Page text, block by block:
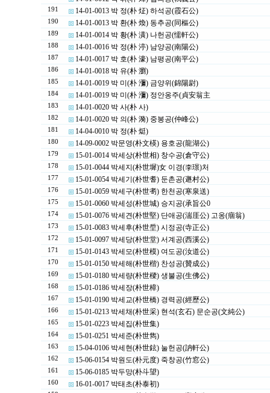
191 14-01-0013 박 정(朴 炡) 하석공(霞石公)
190 14-01-0013 박 환(朴 煥) 동추공(同樞公)
189 14-01-0014 박 황(朴 潢) 나헌공(懦軒公)
188 14-01-0016 박 정(朴 渟) 남양공(南陽公)
187 14-01-0017 박 호(朴 濠) 남평공(南平公)
186 14-01-0018 박 유(朴 瀏)
185 14-01-0019 박 미(朴 瀰) 금양위(錦陽尉)
184 14-01-0019 박 미(朴 瀰) 정안옹주(貞安翁主
183 14-01-0020 박 사(朴 사)
182 14-01-0020 박 의(朴 漪) 중봉공(仲峰公)
181 14-04-0010 박 정(朴 烶)
180 14-09-0002 박문영(朴文楧) 용호공(龍湖公)
179 15-01-0014 박세상(朴世相) 창수공(倉守公)
178 15-01-0044 박세지(朴世墀)女 이경(李璟)처
177 15-01-0054 박세기(朴世耆) 둔촌공(遯村公)
176 15-01-0059 박세구(朴世耉) 한천공(寒泉送)
175 15-01-0060 박세성(朴世城) 승지공(承旨公0
174 15-01-0076 박세견(朴世堅) 단애공(湍厓公) 고옹(痼翁)
173 15-01-0083 박세후(朴世垕) 시정공(寺正公)
172 15-01-0097 박세당(朴世堂) 서계공(西溪公)
171 15-01-0143 박세모(朴世模) 여도공(汝道公)
170 15-01-0150 박세해(朴世楷) 찬성공(贊成公)
169 15-01-0180 박세량(朴世樑) 생불공(生佛公)
168 15-01-0186 박세장(朴世樟)
167 15-01-0190 박세교(朴世橋) 경력공(經歷公)
166 15-01-0213 박세채(朴世采) 현석(玄石) 문순공(文純公)
165 15-01-0223 박세집(朴世集)
164 15-01-0251 박세준(朴世雋)
163 15-04-0106 박세현(朴世鉉) 눌헌공(訥軒公)
162 15-06-0154 박원도(朴元度) 죽창공(竹窓公)
161 15-06-0185 박두망(朴斗望)
160 16-01-0017 박태초(朴泰初)